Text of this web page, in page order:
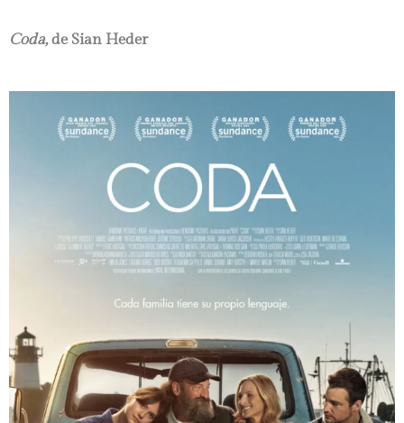
Coda,de Sian Heder